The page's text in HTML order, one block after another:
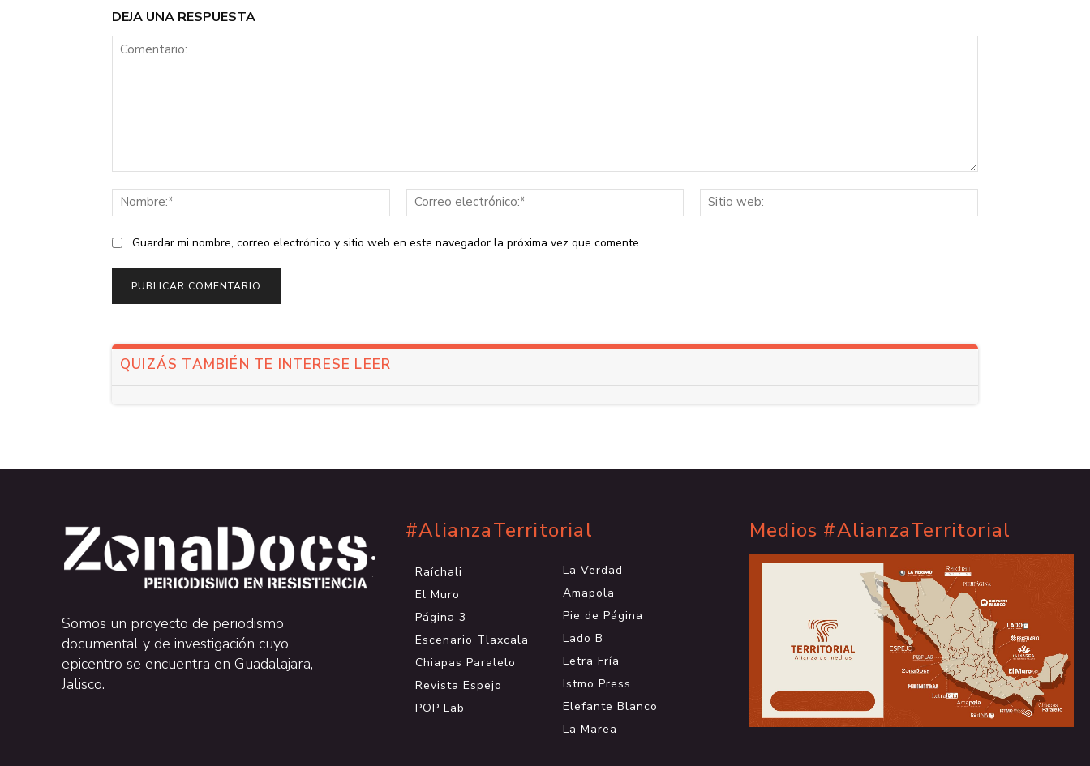
DEJA UNA RESPUESTA
Nombre:*
Correo
electrónico:*
web:
Guardar mi nombre, correo electrónico y sitio web en este navegador la próxima vez que comente.
QUIZÁS TAMBIÉN TE INTERESE LEER
.
.
Somos un proyecto de periodismo
documental y de investigación cuyo
epicentro se encuentra en Guadalajara,
Jalisco.
#AlianzaTerritorial
Raíchali
El Muro
Página 3
Escenario Tlaxcala
Chiapas Paralelo
Revista Espejo
POP Lab
.
La Verdad
Amapola
Pie de Página
Lado B
Letra Fría
Istmo Press
Elefante Blanco
La Marea
Medios #AlianzaTerritorial